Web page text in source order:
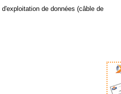
de données (câble de